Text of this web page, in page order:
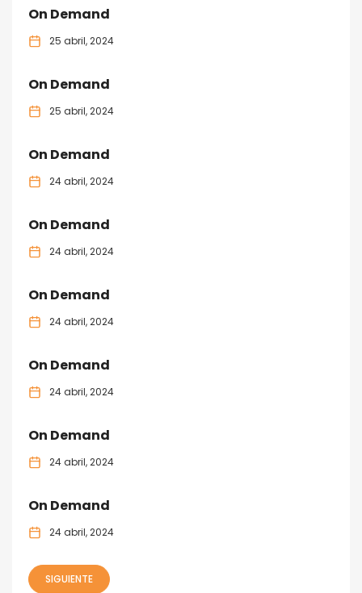
On Demand
25 abril, 2024
On Demand
25 abril, 2024
On Demand
24 abril, 2024
On Demand
24 abril, 2024
On Demand
24 abril, 2024
On Demand
24 abril, 2024
On Demand
24 abril, 2024
On Demand
24 abril, 2024
SIGUIENTE